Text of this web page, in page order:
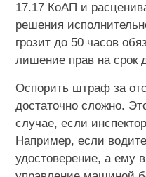
17.17 КоАП и
решения
грозит до 50 часов
лишение прав на срок
Оспорить штраф за
достаточно сложно.
случае, если
Например, если
удостоверение, а ему